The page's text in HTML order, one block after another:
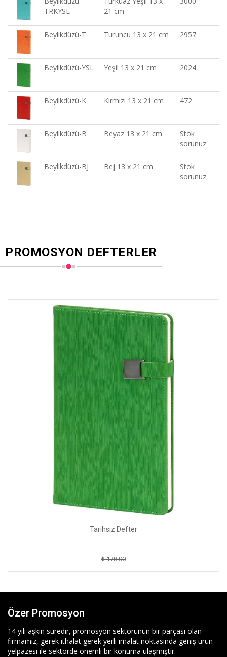
TRKYSL
21 cm
Beylikdüzü-T Turuncu 13 x 21 cm 2957
Beylikdüzü-YSL Yeşil 13 x 21 cm 2024
Beylikdüzü-K Kırmızı 13 x 21 cm 472
Beylikdüzü-B Beyaz 13 x 21 cm
Stok
sorunuz
Beylikdüzü-BJ Bej 13 x 21 cm
Stok
sorunuz
PROMOSYON DEFTERLER
Tarihsiz Defter
₺ 178.00
Özer Promosyon
14 yılı aşkın süredir, promosyon sektörünün bir parçası olan
firmamız, gerek ithalat gerek yerli imalat noktasında geniş ürün
yelpazesi ile sektörde önemli bir konuma ulaşmıştır.